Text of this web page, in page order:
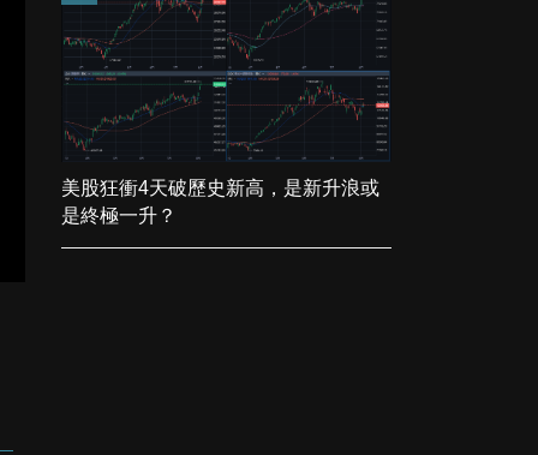
美股狂衝4天破歷史新高，是新升浪或
是終極一升？